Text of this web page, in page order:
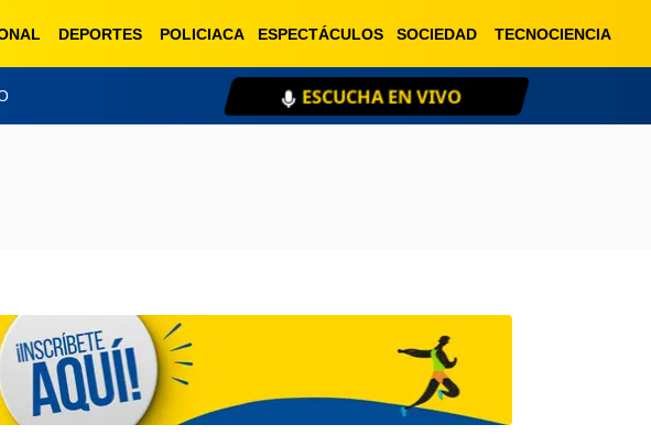
DEPORTES POLICIACA ESPECTÁCULOS SOCIEDAD TECNOCIENCIA
ESCUCHA EN VIVO